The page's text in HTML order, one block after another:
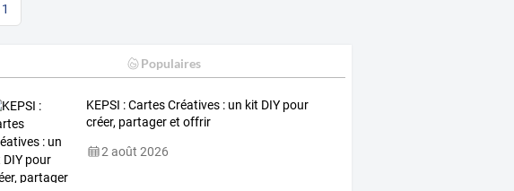
1
Populaires
KEPSI : Cartes Créatives : un kit DIY pour
créer, partager et offrir
2 août 2026